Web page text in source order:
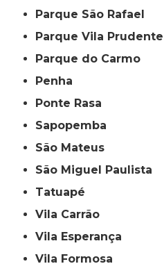
Parque São Rafael
Parque Vila Prudente
Parque do Carmo
Penha
Ponte Rasa
Sapopemba
São Mateus
São Miguel Paulista
Tatuapé
Vila Carrão
Vila Esperança
Vila Formosa